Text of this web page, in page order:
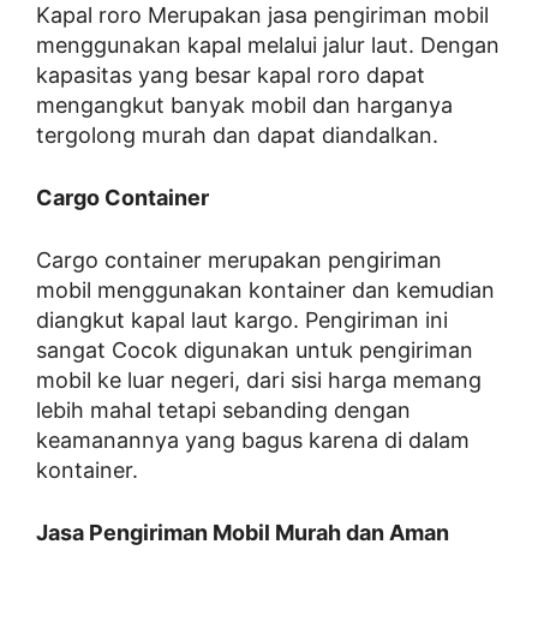
Kapal roro Merupakan jasa pengiriman mobil
menggunakan kapal melalui jalur laut. Dengan
kapasitas yang besar kapal roro dapat
mengangkut banyak mobil dan harganya
tergolong murah dan dapat diandalkan.
Cargo Container
Cargo container merupakan pengiriman
mobil menggunakan kontainer dan kemudian
diangkut kapal laut kargo. Pengiriman ini
sangat Cocok digunakan untuk pengiriman
mobil ke luar negeri, dari sisi harga memang
lebih mahal tetapi sebanding dengan
keamanannya yang bagus karena di dalam
kontainer.
Jasa Pengiriman Mobil Murah dan Aman